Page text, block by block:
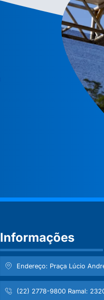
Informações
Endereço: Praça Lúcio
(22) 2778-9800 Ramal: